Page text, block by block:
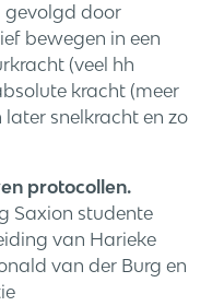
gevolgd door
bewegen in een
(veel hh
kracht (meer
snelkracht en zo
protocollen.
Saxion studente
van Harieke
van der Burg en